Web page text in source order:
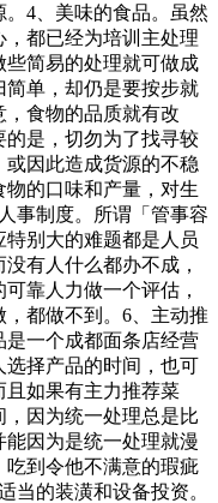
4、美味的食品。虽然
都已经为培训主处理
简易的处理就可做成
简单，却仍是要按步就
食物的品质就有改
是，切勿为了找寻较
因此造成货源的不稳
的口味和产量，对生
事制度。所谓「管事容
别大的难题都是人员
有人什么都办不成，
靠人力做一个评估，
都做不到。6、主动推
一个成都面条店经营
选择产品的时间，也可
且如果有主力推荐菜
因为统一处理总是比
因为是统一处理就漫
到令他不满意的瑕疵
当的装潢和设备投资。